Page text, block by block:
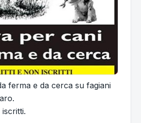
ferma e da cerca su fagiani